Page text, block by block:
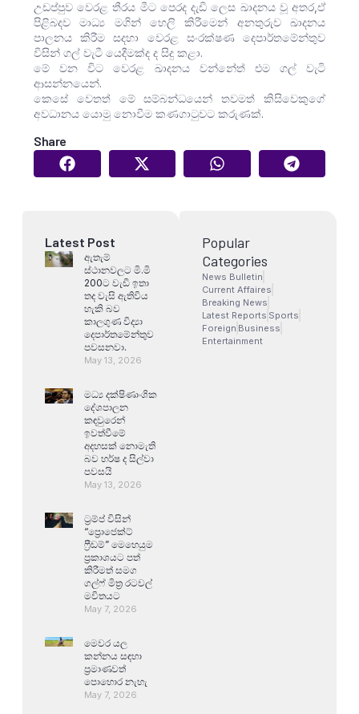
උඩප්පුව වෙරළ තීරය මීට පෙරද දැඩි ලෙස ඛාදනය වූ අතර,ඒ
පිළිබදව මාධ්‍ය මගින් හෙලි කිරීමෙන් අනතුරුව ඛාදනය
පාලනය කිරීම සදහා වෙරළ සංරක්ෂණ දෙපාර්තමේන්තුව
විසින් ගල් වැටී යෙදීමක්ද ද සිදු කළා.
මේ වන විට වෙරළ ඛාදනය වන්නේත් එම ගල් වැටි
ආසන්නයෙන්.
කෙසේ වෙතත් මේ සම්බන්ධයෙන් තවමත් කිසිවෙකුගේ
අවධානය යොමු නොවීම කණගාටුවට කරුණක්.
Share
Latest Post
ඇතැම්
ස්ථානවලට මි.මි
200ට වැඩි ඉතා
තද වැසි ඇතිවිය
හැකි බව
කාලගුණ විද්‍යා
දෙපාර්තමේන්තුව
පවසනවා.
May 13, 2026
මධ්‍ය දක්ෂිණාංශික
දේශපාලන
කඳවුරෙන්
ඉවත්වීමේ
අදහසක් නොමැති
බව හර්ෂ ද සිල්වා
පවසයි
May 13, 2026
ට්‍රම්ප් විසින්
“ප්‍රොජෙක්ට්
ෆ්‍රීඩම්” මෙහෙයුම
ප්‍රකාශයට පත්
කිරීමත් සමග
ගල්ෆ් මිත්‍ර රටවල්
මවිතයට
May 7, 2026
මෙවර යල
කන්නය සඳහා
ප්‍රමාණවත්
පොහොර නැහැ
May 7, 2026
Popular
Categories
News Bulletin
Current Affaires
Breaking News
Latest Reports Sports
Foreign Business
Entertainment